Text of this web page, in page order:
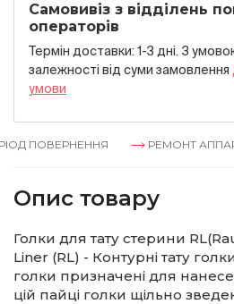
Самовивіз з відділень
операторів
Термін доставки: 1-3 дні. З
залежностi вiд суми замовлення
умови
ПОВЕРНЕННЯ РЕМОНТ
Опис товару
Голки для тату стерини
Liner (RL) - Контурні тату
голки призначені для
цій пайці голки щільно